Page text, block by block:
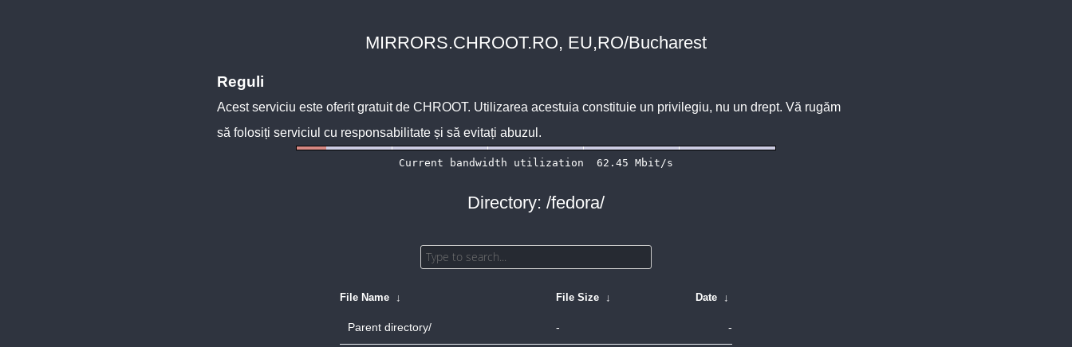
MIRRORS.CHROOT.RO, EU,RO/Bucharest
Reguli
Acest serviciu este oferit gratuit de CHROOT. Utilizarea acestuia constituie un privilegiu, nu un drept. Vă rugăm
să folosiți serviciul cu responsabilitate și să evitați abuzul.
Directory: /fedora/
File Name ↓ File Size ↓ Date ↓
Parent directory/ - -